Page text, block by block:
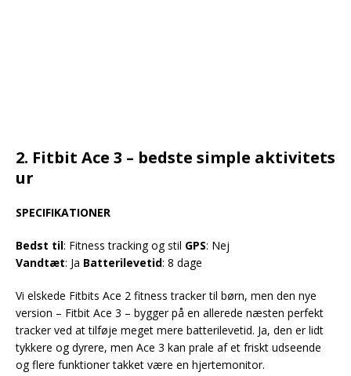
2. Fitbit Ace 3 – bedste simple aktivitets
ur
SPECIFIKATIONER
Bedst til: Fitness tracking og stil GPS: Nej
Vandtæt: Ja Batterilevetid: 8 dage
Vi elskede Fitbits Ace 2 fitness tracker til børn, men den nye
version – Fitbit Ace 3 – bygger på en allerede næsten perfekt
tracker ved at tilføje meget mere batterilevetid. Ja, den er lidt
tykkere og dyrere, men Ace 3 kan prale af et friskt udseende
og flere funktioner takket være en hjertemonitor.